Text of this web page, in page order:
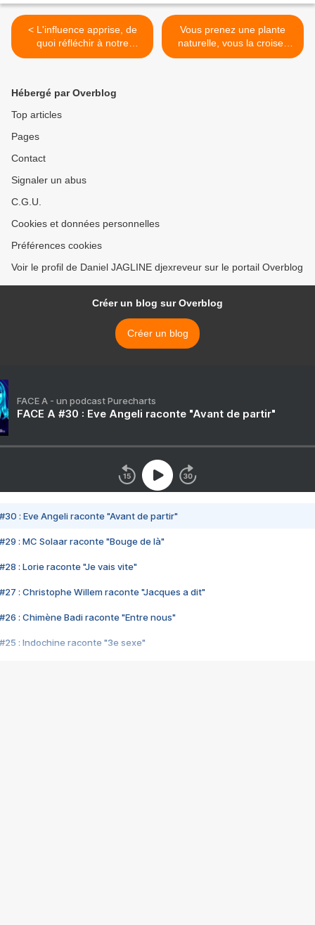
< L'influence apprise, de
quoi réfléchir à notre
environnement !
Vous prenez une plante
naturelle, vous la croisez
avec une autre toute aussi
Hébergé par Overblog
Top articles
Pages
Contact
Signaler un abus
C.G.U.
Cookies et données personnelles
Préférences cookies
Voir le profil de Daniel JAGLINE djexreveur sur le portail Overblog
Créer un blog sur Overblog
Créer un blog
FACE A - un podcast Purecharts
FACE A #30 : Eve Angeli raconte "Avant de partir"
#30 : Eve Angeli raconte "Avant de partir"
#29 : MC Solaar raconte "Bouge de là"
#28 : Lorie raconte "Je vais vite"
#27 : Christophe Willem raconte "Jacques a dit"
#26 : Chimène Badi raconte "Entre nous"
#25 : Indochine raconte "3e sexe"